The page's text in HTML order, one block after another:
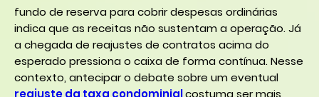
fundo de reserva para cobrir despesas ordinárias
indica que as receitas não sustentam a operação. Já
a chegada de reajustes de contratos acima do
esperado pressiona o caixa de forma contínua. Nesse
contexto, antecipar o debate sobre um eventual
reajuste da taxa condominialcostuma ser mais